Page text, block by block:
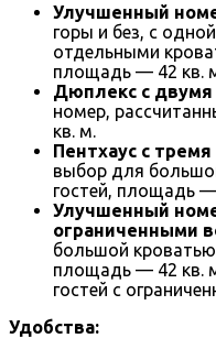
Улучшенный
горы и без, с
отдельными
площадь — 42 кв.
Дюплекс с двумя
номер,
кв. м.
Пентхаус с
выбор для
гостей, площадь
Улучшенный
ограниченными
большой
площадь — 42 кв.
гостей с
Удобства: